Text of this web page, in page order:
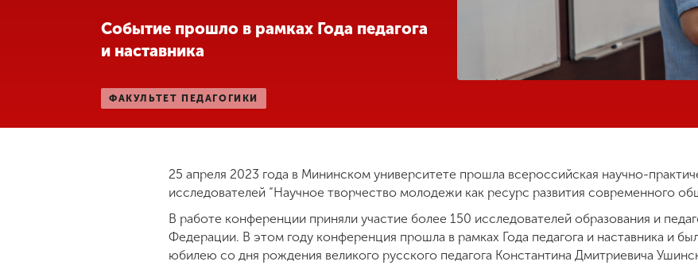
Студенческая
Сведения об
Событие прошло в рамках Года педагога
и наставника
ФАКУЛЬТЕТ ПЕДАГОГИКИ
25 апреля 2023 года в Мининском университете прошла всероссийская научно-
исследователей “Научное творчество молодежи как ресурс развития современного
В работе конференции приняли участие более 150 исследователей образования и
Федерации. В этом году конференция прошла в рамках Года педагога и наставника и
юбилею со дня рождения великого русского педагога Константина Дмитриевича